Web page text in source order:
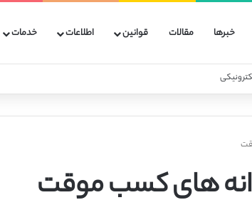
خبرها مقالات قوانین اطلاعات خدمات
های کسب موقت